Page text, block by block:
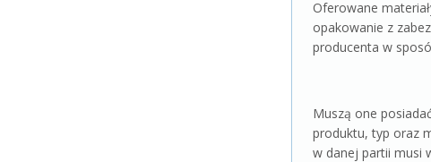
Oferowane
opakowanie z
producenta w
Muszą one
produktu, typ oraz
w danej partii musi